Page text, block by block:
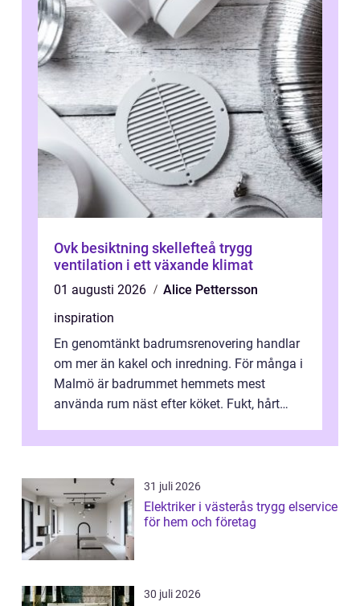
Ovk besiktning skellefteå trygg
ventilation i ett växande klimat
01 augusti 2026
Alice Pettersson
inspiration
En genomtänkt badrumsrenovering handlar
om mer än kakel och inredning. För många i
Malmö är badrummet hemmets mest
använda rum näst efter köket. Fukt, hårt
...
31 juli 2026
Elektriker i västerås trygg elservice
för hem och företag
30 juli 2026